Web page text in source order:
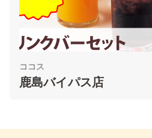
ココス
鹿島バイパス店